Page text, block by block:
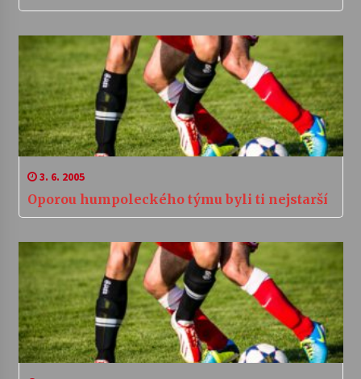
3. 6. 2005
Oporou humpoleckého týmu byli ti nejstarší